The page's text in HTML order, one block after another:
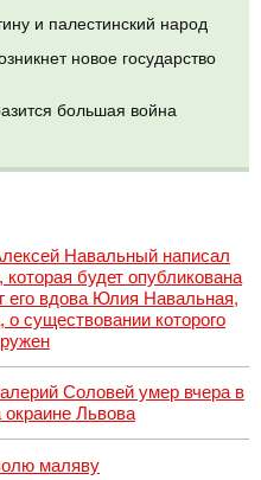
и палестинский народ
новое государство
большая война
Навальный написал
будет опубликована
его вдова Юлия Навальная,
существовании которого
Соловей умер вчера в
окраине Львова
маляву